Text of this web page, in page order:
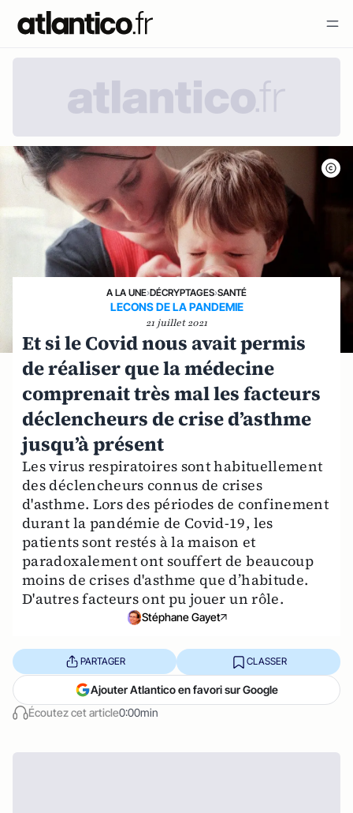
A LA UNE›DÉCRYPTAGES›SANTÉ
LECONS DE LA PANDEMIE
21 juillet 2021
Et si le Covid nous avait permis
de réaliser que la médecine
comprenait très mal les facteurs
déclencheurs de crise d’asthme
jusqu’à présent
Les virus respiratoires sont habituellement
des déclencheurs connus de crises
d'asthme. Lors des périodes de confinement
durant la pandémie de Covid-19, les
patients sont restés à la maison et
paradoxalement ont souffert de beaucoup
moins de crises d'asthme que d’habitude.
D'autres facteurs ont pu jouer un rôle.
Stéphane Gayet
Écoutez cet article0:00min
PARTAGER CLASSER
Ajouter Atlantico en favori sur Google